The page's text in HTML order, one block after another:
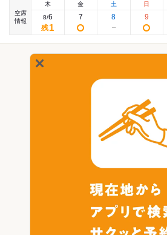
空席
情報
木
8/6
残1
金
7
土
8
日
9